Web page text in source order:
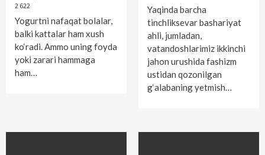
2 622
Yogurtni nafaqat bolalar,
balki kattalar ham xush
ko‘radi. Ammo uning foyda
yoki zarari hammaga
ham…
Yaqinda barcha
tinchliksevar bashariyat
ahli, jumladan,
vatandoshlarimiz ikkinchi
jahon urushida fashizm
ustidan qozonilgan
g‘alabaning yetmish…